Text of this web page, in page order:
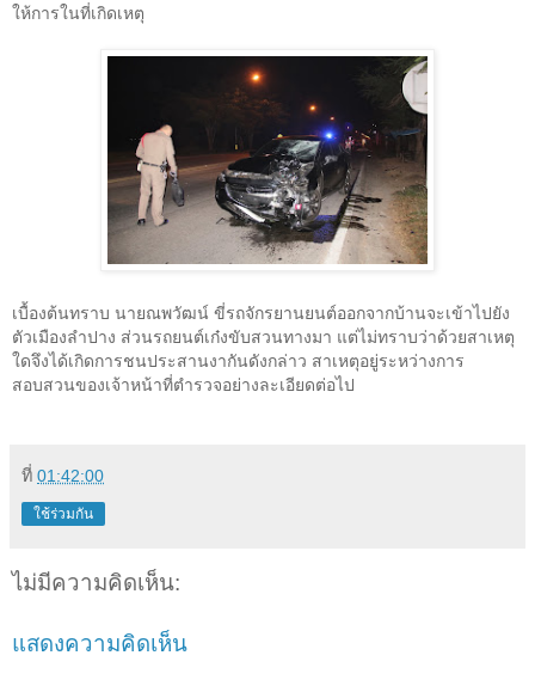
ให้การในที่เกิดเหตุ
เบื้องต้นทราบ นายณพวัฒน์ ขี่รถจักรยานยนต์ออกจากบ้านจะเข้าไปยัง
ตัวเมืองลำปาง ส่วนรถยนต์เก๋งขับสวนทางมา แต่ไม่ทราบว่าด้วยสาเหตุ
ใดจึงได้เกิดการชนประสานงากันดังกล่าว สาเหตุอยู่ระหว่างการ
สอบสวนของเจ้าหน้าที่ตำรวจอย่างละเอียดต่อไป
ที่ 01:42:00
ใช้ร่วมกัน
ไม่มีความคิดเห็น:
แสดงความคิดเห็น